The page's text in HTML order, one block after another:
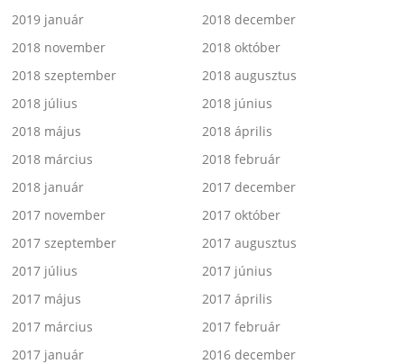
2019 január
2018 december
2018 november
2018 október
2018 szeptember
2018 augusztus
2018 július
2018 június
2018 május
2018 április
2018 március
2018 február
2018 január
2017 december
2017 november
2017 október
2017 szeptember
2017 augusztus
2017 július
2017 június
2017 május
2017 április
2017 március
2017 február
2017 január
2016 december